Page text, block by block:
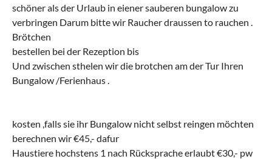
schöner als der Urlaub in eiener sauberen bungalow zu
verbringen Darum bitte wir Raucher draussen to rauchen .
Brötchen
bestellen bei der Rezeption bis
Und zwischen sthelen wir die brotchen am der Tur Ihren
Bungalow /Ferienhaus .
kosten ,falls sie ihr Bungalow nicht selbst reingen möchten
berechnen wir €45,- dafur
Haustiere hochstens 1 nach Rücksprache erlaubt €30,- pw